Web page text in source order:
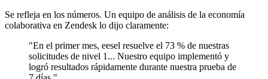
Se refleja en los números. Un equipo de análisis de la economía
colaborativa en Zendesk lo dijo claramente:
"En el primer mes, eesel resuelve el 73 % de nuestras
solicitudes de nivel 1... Nuestro equipo implementó y
logró resultados rápidamente durante nuestra prueba de